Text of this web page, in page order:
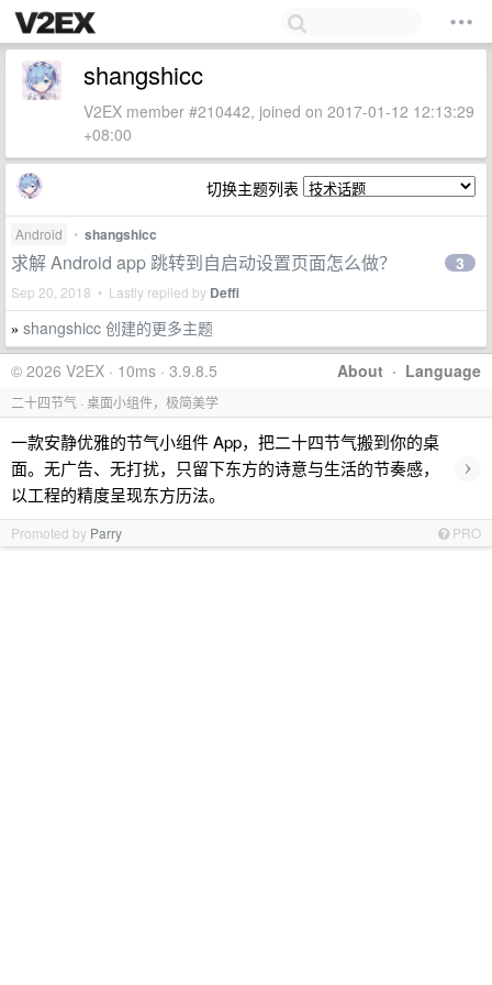
shangshicc
V2EX member #210442, joined on 2017-01-12 12:13:29
+08:00
切换主题列表
Android • shangshicc
求解 Android app 跳转到自启动设置页面怎么做？
Sep 20, 2018 • Lastly replied by Deffi
3
» shangshicc 创建的更多主题
About · Language
© 2026 V2EX · 10ms · 3.9.8.5
二十四节气 · 桌面小组件，极简美学
一款安静优雅的节气小组件 App，把二十四节气搬到你的桌
面。无广告、无打扰，只留下东方的诗意与生活的节奏感，
以工程的精度呈现东方历法。
›
Promoted by Parry PRO